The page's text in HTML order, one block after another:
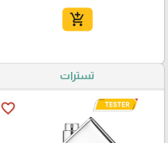
add_shopping_cart
تسترات
favorite_border